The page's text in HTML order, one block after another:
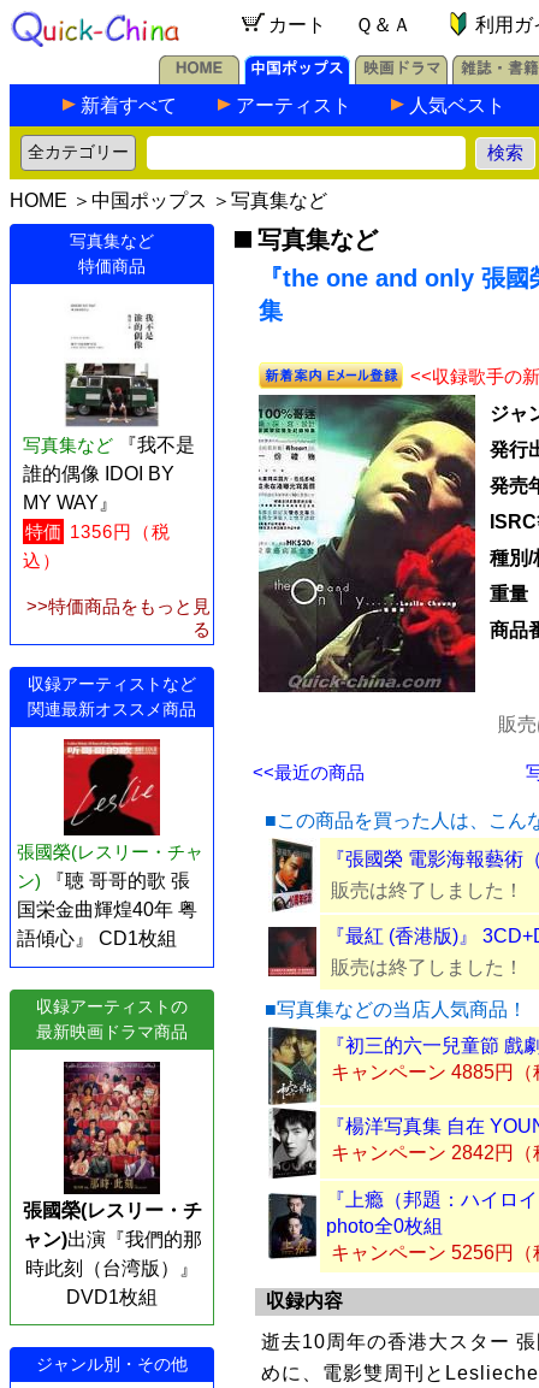
カート Ｑ＆Ａ 利用ガ
新着すべて アーティスト 人気ベスト
HOME ＞ 中国ポップス ＞ 写真集など
写真集など
特価商品
写真集など
『我不是
誰的偶像 IDOI BY
MY WAY』
特価 1356円（税
込）
>>特価商品をもっと見
る
収録アーティストなど
関連最新オススメ商品
張國榮(レスリー・チャ
ン)
『聴 哥哥的歌 張
国栄金曲輝煌40年 粤
語傾心』 CD1枚組
収録アーティストの
最新映画ドラマ商品
張國榮(レスリー・チ
ャン)出演『我們的那
時此刻（台湾版）』
DVD1枚組
ジャンル別・その他
写真集など
『the one and only 張
集
<<収録歌手の
ジャ
発行
発売
種別/
重量
商品
販
<<最近の商品
■この商品を買った人は、こん
『張國榮 電影海報藝術
販売は終了しました！
『最紅 (香港版)』
販売は終了しました！
■写真集などの当店人気商品！
『初三的六一兒童節 戲
キャンペーン 4885円（
『楊洋写真集 自在
キャンペーン 2842円（
『上瘾（邦題：ハイロ
photo全0枚組
キャンペーン 5256円（
収録内容
逝去10周年の香港大スター
めに、電影雙周刊と